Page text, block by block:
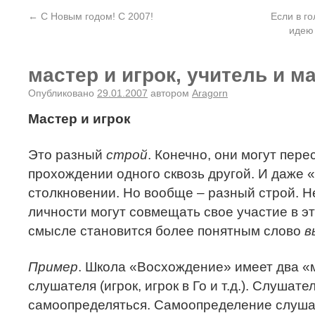
← С Новым годом! С 2007!
Если в
идею
мастер и игрок, учитель и
Опубликовано 29.01.2007 автором Aragorn
Мастер и игрок
Это разный строй. Конечно, они могут
прохождении одного сквозь другой. И даже
столкновении. Но вообще – разный строй.
личности могут совмещать свое участие в
смысле становится более понятным слово
Пример. Школа «Восхождение» имеет два
слушателя (игрок, игрок в Го и т.д.).
самоопределяться. Самоопределение